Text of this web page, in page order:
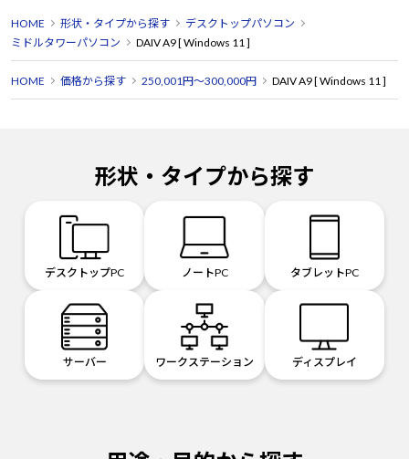
HOME 形状・タイプから探す
デスクトップパソコン
ミドルタワーパソコン
DAIV A9 [ Windows 11 ]
HOME 価格から探す 250,001円～300,000円 DAIV A9 [ Windows 11 ]
形状・タイプから探す
デスクトップPC ノートPC タブレットPC
サーバー ワークステーション ディスプレイ